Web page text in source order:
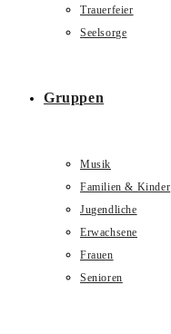
Trauerfeier
Seelsorge
Gruppen
Musik
Familien & Kinder
Jugendliche
Erwachsene
Frauen
Senioren